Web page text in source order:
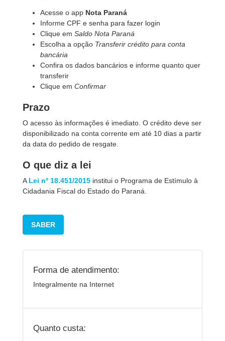
Acesse o app Nota Paraná
Informe CPF e senha para fazer login
Clique em Saldo Nota Paraná
Escolha a opção Transferir crédito para conta
bancária
Confira os dados bancários e informe quanto quer
transferir
Clique em Confirmar
Prazo
O acesso às informações é imediato. O crédito deve ser
disponibilizado na conta corrente em até 10 dias a partir
da data do pedido de resgate.
O que diz a lei
A Lei nº 18.451/2015 institui o Programa de Estímulo à
Cidadania Fiscal do Estado do Paraná.
SABER
Forma de atendimento:
Integralmente na Internet
Quanto custa: